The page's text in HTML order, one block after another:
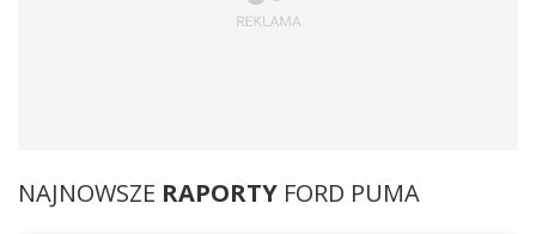
NAJNOWSZE RAPORTY FORD PUMA